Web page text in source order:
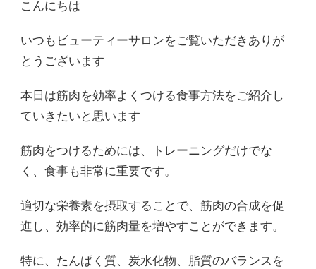
こんにちは
いつもビューティーサロンをご覧いただきありが
とうございます
本日は筋肉を効率よくつける食事方法をご紹介し
ていきたいと思います
筋肉をつけるためには、トレーニングだけでな
く、食事も非常に重要です。
適切な栄養素を摂取することで、筋肉の合成を促
進し、効率的に筋肉量を増やすことができます。
特に、たんぱく質、炭水化物、脂質のバランスを